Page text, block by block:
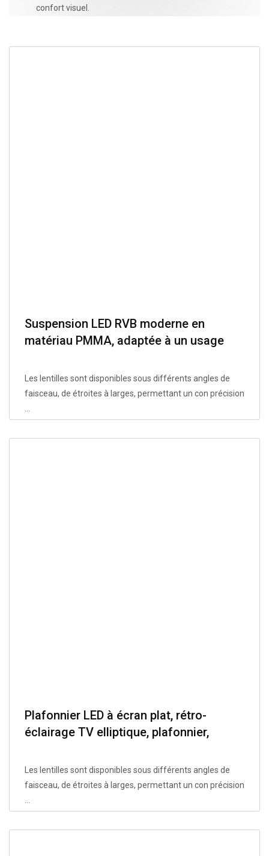
confort visuel.
CONTACTEZ-NOUS
Suspension LED RVB moderne en
matériau PMMA, adaptée à un usage
couloir.
Les lentilles sont disponibles sous différents angles de
faisceau, de étroites à larges, permettant un con précision
Plafonnier LED à écran plat, rétro-
éclairage TV elliptique, plafonnier,
secours
Les lentilles sont disponibles sous différents angles de
faisceau, de étroites à larges, permettant un con précision